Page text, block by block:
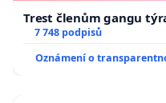
Trest členům gangu
7 748 podpisů
Oznámení o